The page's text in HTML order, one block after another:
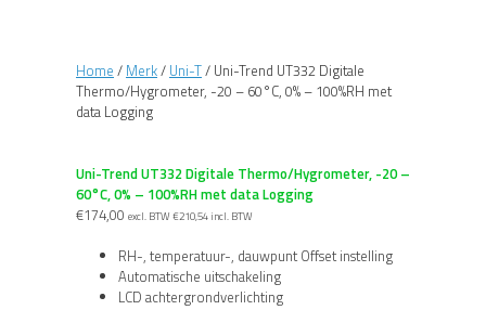
Home / Merk/ Uni-T/ Uni-Trend UT332 Digitale
Thermo/Hygrometer, -20 – 60°C, 0% – 100%RH met
data Logging
Uni-Trend UT332 Digitale Thermo/Hygrometer, -20 –
60°C, 0% – 100%RH met data Logging
€174,00 excl. BTW €210,54 incl. BTW
RH-, temperatuur-, dauwpunt Offset instelling
Automatische uitschakeling
LCD achtergrondverlichting